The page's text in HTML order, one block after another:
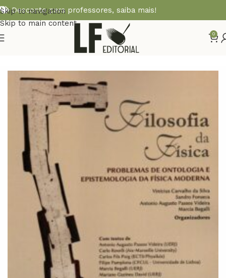
Skip to navigation
Skip to main content
Desconto para professores, saiba mais!
0
Início